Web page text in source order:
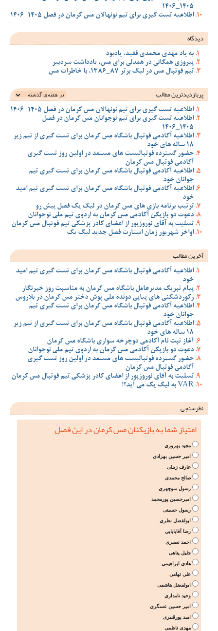
1405_1406
اطلاعیه تست گیری برای تیم نونهالان مس کرمان در فصل 1405-1406
دیدگاه
به یاد مهدی محمدی فقید، یادبود
پیروزی همگانی در همدلی برای مس، یادداشت سردبیر
تیم فوتبال مس در لیگ برتر 87_1386، با خاطرات مس
پربازدیدترین‌ مطالب
اطلاعیه تست گیری برای تیم نونهالان مس کرمان در فصل 1405-1406
اطلاعیه تست گیری برای تیم نوجوانان مس کرمان در فصل
1405_1406
اطلاعیه آکادمی فوتبال باشگاه مس کرمان برای تست گیری از تیم زیر
18 ساله های خود
حضور گسترده فوتبالیست های مستعد در اولین روز تست گیری
آکادمی فوتبال مس کرمان
اطلاعیه آکادمی فوتبال باشگاه مس کرمان برای تست گیری تیم
جوانان خود
اطلاعیه آکادمی فوتبال باشگاه مس کرمان برای تست گیری تیم امید
خود
ترتیب برنامه بازی های مس کرمان در لیگ یک فصل پیش رو
دعوت دو بازیکن آکادمی مس کرمان به اردوی تیم ملی نوجوانان
تسلیت به آقای نوروزپور از اعضای کادر پزشکی تیم فوتبال مس کرمان
اواخر شهریور زمان استارت فصل جدید لیگ یک
آخرین مطالب
اطلاعیه آکادمی فوتبال باشگاه مس کرمان برای تست گیری تیم امید
خود
پیام تبریک مدیرعامل باشگاه مس کرمان به مناسبت روز خبرنگار
رکوردشکنی های پیاپی دونده ملی پوش دختر مس کرمان در بلاروس
اطلاعیه آکادمی فوتبال باشگاه مس کرمان برای تست گیری تیم
جوانان خود
اطلاعیه آکادمی فوتبال باشگاه مس کرمان برای تست گیری از تیم زیر
18 ساله های خود
آغاز ثبت نام آکادمی دوچرخه سواری باشگاه مس کرمان
دعوت دو بازیکن آکادمی مس کرمان به اردوی تیم ملی نوجوانان
حضور گسترده فوتبالیست های مستعد در اولین روز تست گیری
آکادمی فوتبال مس کرمان
تسلیت به آقای نوروزپور از اعضای کادر پزشکی تیم فوتبال مس کرمان
VAR به لیگ یک می آید؟!
نظرسنجی
امتیاز شما به بازیکنان مس کرمان در این فصل
مجید بهروزی
امیر حسین بهزادی
عارف زینلی
صالح محمدی
رسول منوچهری
امیرحسین پورمحمد
رسول حسینی
ابولفضل نظری
رضا آقابابایی
احمد نصیری
جلیل پناهی
هادی ابراهیمی
علی تهامی
ابولفضل هاشمی
وحید نامداری
امیر حسین عسگری
امید پورقنبری
مهدی ناظمی